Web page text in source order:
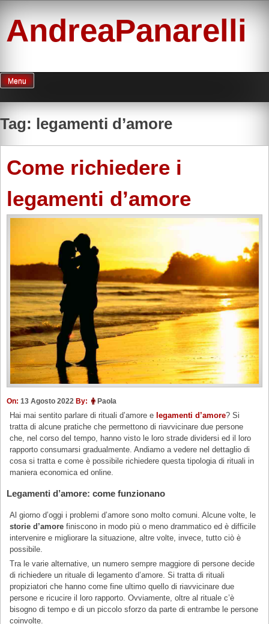
content
AndreaPanarelli
Menu
Tag: legamenti d’amore
Come richiedere i
legamenti d’amore
On: 13 Agosto 2022 By: Paola
Hai mai sentito parlare di rituali d’amore e legamenti d’amore? Si
tratta di alcune pratiche che permettono di riavvicinare due persone
che, nel corso del tempo, hanno visto le loro strade dividersi ed il loro
rapporto consumarsi gradualmente. Andiamo a vedere nel dettaglio di
cosa si tratta e come è possibile richiedere questa tipologia di rituali in
maniera economica ed online.
Legamenti d’amore: come funzionano
Al giorno d’oggi i problemi d’amore sono molto comuni. Alcune volte, le
storie d’amore finiscono in modo più o meno drammatico ed è difficile
intervenire e migliorare la situazione, altre volte, invece, tutto ciò è
possibile.
Tra le varie alternative, un numero sempre maggiore di persone decide
di richiedere un rituale di legamento d’amore. Si tratta di rituali
propiziatori che hanno come fine ultimo quello di riavvicinare due
persone e ricucire il loro rapporto. Ovviamente, oltre al rituale c’è
bisogno di tempo e di un piccolo sforzo da parte di entrambe le persone
coinvolte.